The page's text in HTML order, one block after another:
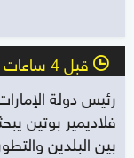
l قبل 4 ساعات
رئيس دولة
فلاديمير بوتين
بين البلدين